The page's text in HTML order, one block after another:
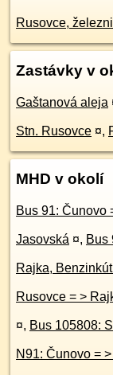
Rusovce,
Zastávky v
Gaštanová aleja
Stn. Rusovce ¤,
MHD v okolí
Jasovská ¤,
¤,